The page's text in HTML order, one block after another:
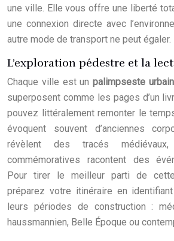
une ville. Elle vous offre une liberté
une connexion directe avec
autre mode de transport ne peut égaler.
L’exploration pédestre et la
Chaque ville est unpalimpseste urbain
superposent comme les pages d’un
pouvez littéralement remonter le
évoquent souvent d’anciennes
révèlent des tracés
commémoratives racontent des
Pour tirer le meilleur parti de
préparez votre itinéraire en
leurs périodes de construction :
haussmannien, Belle Époque ou